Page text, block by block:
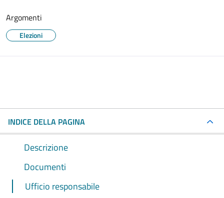
Argomenti
Elezioni
INDICE DELLA PAGINA
Descrizione
Documenti
Ufficio responsabile